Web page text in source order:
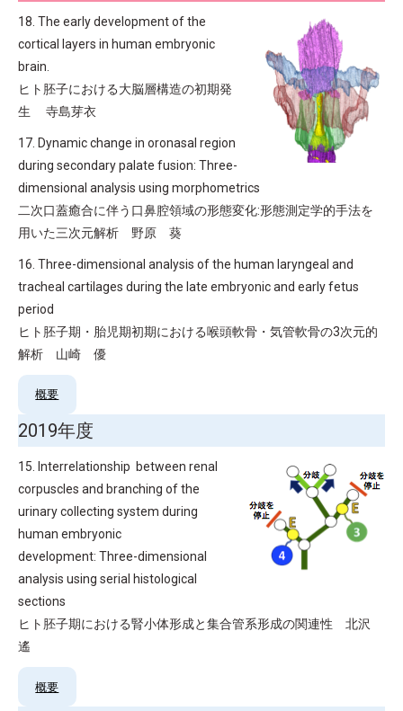
18. The early development of the
cortical layers in human embryonic
brain.
ヒト胚子における大脳層構造の初期発
生 寺島芽衣
17. Dynamic change in oronasal region
during secondary palate fusion: Three-
dimensional analysis using morphometrics
二次口蓋癒合に伴う口鼻腔領域の形態変化:形態測定学的手法を
用いた三次元解析 野原 葵
16. Three-dimensional analysis of the human laryngeal and
tracheal cartilages during the late embryonic and early fetus
period
ヒト胚子期・胎児期初期における喉頭軟骨・気管軟骨の3次元的
解析 山崎 優
概要
2019年度
15. Interrelationship between renal
corpuscles and branching of the
urinary collecting system during
human embryonic
development: Three-dimensional
analysis using serial histological
sections
ヒト胚子期における腎小体形成と集合管系形成の関連性 北沢
遙
概要